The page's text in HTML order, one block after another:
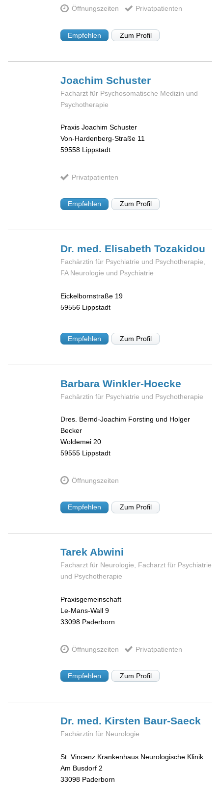
Öffnungszeiten Privatpatienten
Empfehlen Zum Profil
JoachimSchuster
Facharzt für Psychosomatische Medizin und
Psychotherapie
Praxis Joachim Schuster
Von-Hardenberg-Straße 11
59558 Lippstadt
Privatpatienten
Empfehlen Zum Profil
Dr. med. ElisabethTozakidou
Fachärztin für Psychiatrie und Psychotherapie,
FA Neurologie und Psychiatrie
Eickelbornstraße 19
59556 Lippstadt
Empfehlen Zum Profil
BarbaraWinkler-Hoecke
Fachärztin für Psychiatrie und Psychotherapie
Dres. Bernd-Joachim Forsting und Holger
Becker
Woldemei 20
59555 Lippstadt
Öffnungszeiten
Empfehlen Zum Profil
Tarek Abwini
Facharzt für Neurologie, Facharzt für Psychiatrie
und Psychotherapie
Praxisgemeinschaft
Le-Mans-Wall 9
33098 Paderborn
Öffnungszeiten Privatpatienten
Empfehlen Zum Profil
Dr. med. Kirsten Baur-Saeck
Fachärztin für Neurologie
St. Vincenz Krankenhaus Neurologische Klinik
Am Busdorf 2
33098 Paderborn